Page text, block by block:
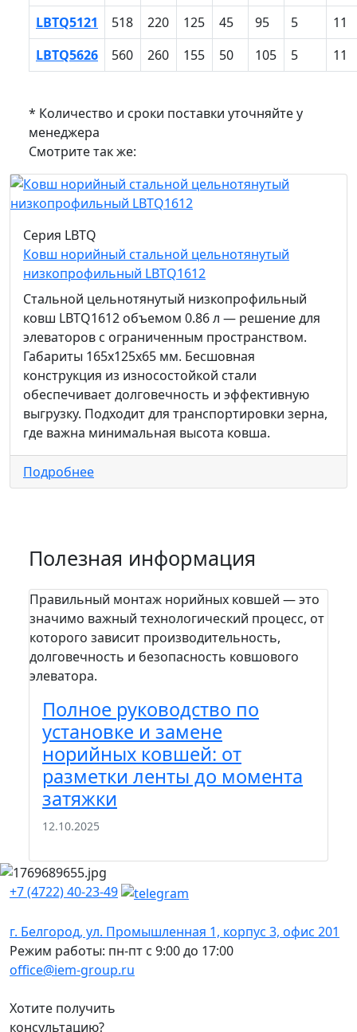
LBTQ5121
518 220 125 45 95 5
11
LBTQ5626
560 260 155 50 105 5 11
* Количество и сроки поставки уточняйте у
менеджера
Смотрите так же:
Серия LBTQ
Ковш норийный стальной цельнотянутый
низкопрофильный LBTQ1612
Стальной цельнотянутый низкопрофильный
ковш LBTQ1612 объемом 0.86 л — решение для
элеваторов с ограниченным пространством.
Габариты 165x125x65 мм. Бесшовная
конструкция из износостойкой стали
обеспечивает долговечность и эффективную
выгрузку. Подходит для транспортировки зерна,
где важна минимальная высота ковша.
Подробнее
Полезная информация
Правильный монтаж норийных ковшей — это
значимо важный технологический процесс, от
которого зависит производительность,
долговечность и безопасность ковшового
элеватора.
Полное руководство по
установке и замене
норийных ковшей: от
разметки ленты до момента
затяжки
12.10.2025
+7 (4722) 40-23-49
г. Белгород, ул. Промышленная 1, корпус 3, офис 201
Режим работы: пн-пт с 9:00 до 17:00
office@iem-group.ru
Хотите получить
консультацию?